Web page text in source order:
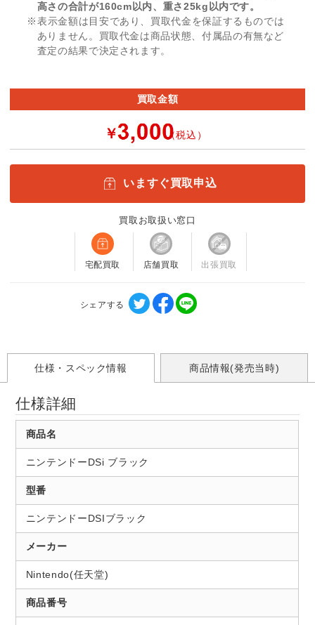
高さの合計が160cm以内、重さ25kg以内です。
※表示金額は目安であり、買取代金を保証するものでは
ありません。買取代金は商品状態、付属品の有無など
査定の結果で決定されます。
買取金額
￥ （税込）
いますぐ買取申込
買取お取扱い窓口
宅配買取 店舗買取 出張買取
シェアする
仕様・スペック情報 商品情報(発売当時)
仕様詳細
商品名
ニンテンドーDSi ブラック
型番
ニンテンドーDSIブラック
メーカー
Nintendo(任天堂)
商品番号